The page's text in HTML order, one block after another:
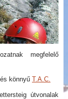
megfelelő
könnyű T.A.C.
útvonalak